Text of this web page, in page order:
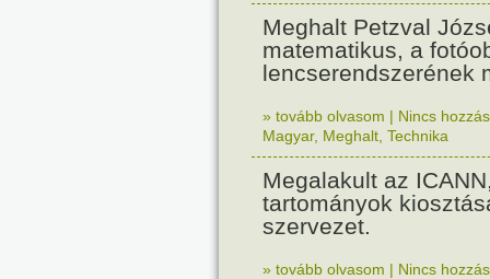
Meghalt Petzval
matematikus, a
lencserendszerének
» tovább olvasom | Nincs
Magyar, Meghalt Technika
Megalakult az
tartományok
szervezet.
» tovább olvasom | Nincs